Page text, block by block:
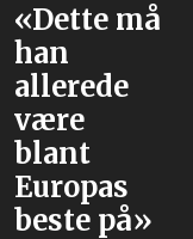
«Dette må
han
allerede
være
blant
Europas
beste på»